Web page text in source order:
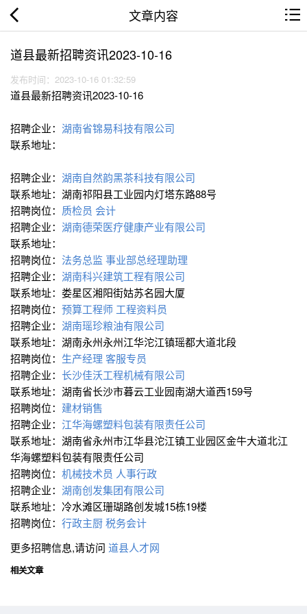
文章内容
道县最新招聘资讯2023-10-16
发布时间：2023-10-16 01:32:59
道县最新招聘资讯2023-10-16
招聘企业： 湖南省锦易科技有限公司
联系地址：
招聘企业： 湖南自然韵黑茶科技有限公司
联系地址：湖南祁阳县工业园内灯塔东路88号
招聘岗位： 质检员 会计
招聘企业： 湖南德荣医疗健康产业有限公司
联系地址：
招聘岗位： 法务总监事业部总经理助理
招聘企业： 湖南科兴建筑工程有限公司
联系地址：娄星区湘阳街姑苏名园大厦
招聘岗位： 预算工程师 工程资料员
招聘企业： 湖南瑶珍粮油有限公司
联系地址：湖南永州永州江华沱江镇瑶都大道北段
招聘岗位： 生产经理 客服专员
招聘企业： 长沙佳沃工程机械有限公司
联系地址：湖南省长沙市暮云工业园南湖大道西159号
招聘岗位： 建材销售
招聘企业： 江华海螺塑料包装有限责任公司
联系地址：湖南省永州市江华县沱江镇工业园区金牛大道北江
华海螺塑料包装有限责任公司
招聘岗位： 机械技术员 人事行政
招聘企业： 湖南创发集团有限公司
联系地址：冷水滩区珊瑚路创发城15栋19楼
招聘岗位： 行政主厨税务会计
更多招聘信息,请访问 道县人才网
相关文章